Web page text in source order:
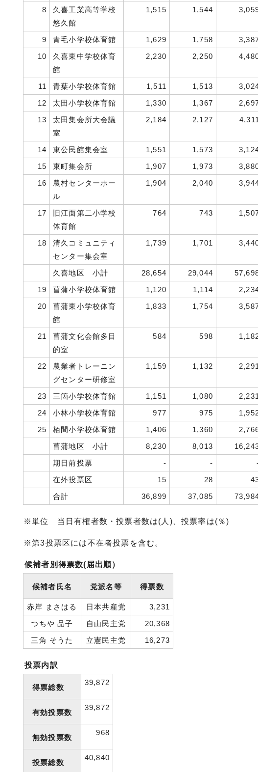
8
久喜工業高等学校
悠久館
1,515 1,544
9 青毛小学校体育館 1,629 1,758
10
久喜東中学校体育
館
2,230 2,250
11 青葉小学校体育館 1,511 1,513
12
太田小学校体育館 1,330 1,367
13
太田集会所大会議
室
2,184 2,127 4,311
14 東公民館集会室 1,551 1,573
15
東町集会所 1,907 1,973
16
農村センターホー
ル
1,904 2,040
17
旧江面第二小学校
体育館
764 743
18
清久コミュニティ
センター集会室
1,739 1,701
久喜地区 小計 28,654 29,044
19
菖蒲小学校体育館 1,120 1,114
20
菖蒲東小学校体育
館
1,833 1,754
21
菖蒲文化会館多目
的室
584 598
22
農業者トレーニン
グセンター研修室
1,159 1,132 2,291
23 三箇小学校体育館 1,151 1,080 2,231
24
小林小学校体育館 977 975
25
栢間小学校体育館 1,406 1,360
菖蒲地区 小計
8,230 8,013
期日前投票
- -
在外投票区
15 28
合計
36,899 37,085
※単位 当日有権者数・投票者数は(人)、投票率は(％)
※第3投票区には不在者投票を含む。
候補者別得票数(届出順）
候補者氏名 党派名等 得票数
赤岸 まさはる 日本共産党
3,231
つちや 品子
自由民主党
20,368
三角 そうた
立憲民主党 16,273
投票内訳
得票総数
39,872
有効投票数
39,872
無効投票数
968
投票総数
40,840